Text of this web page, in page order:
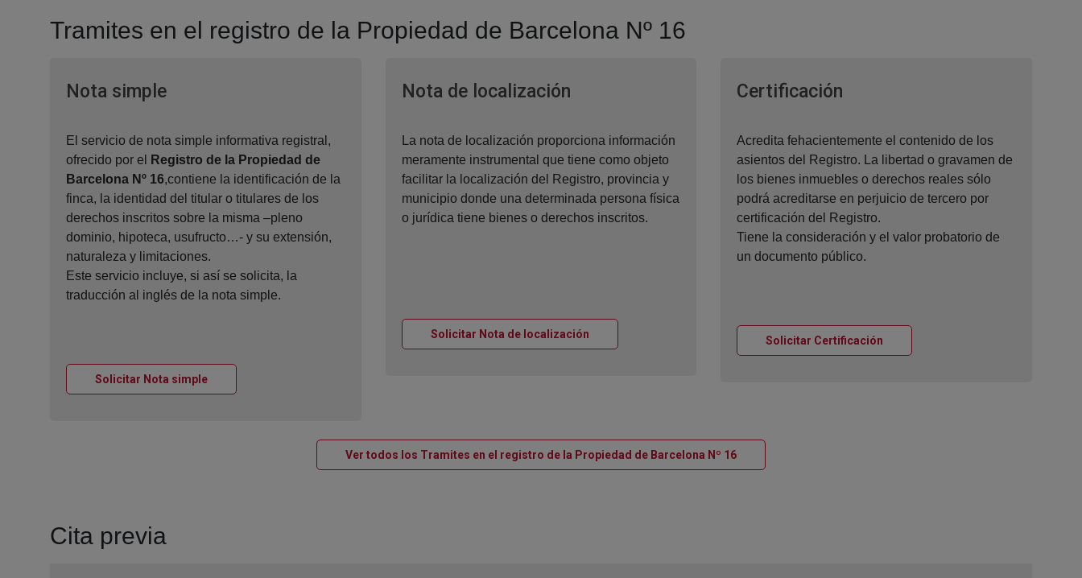
Tramites en el registro de la Propiedad de Barcelona Nº 16
Nota simpleVentana nueva
El servicio de nota simple informativa registral,
ofrecido por el
Registro de la Propiedad de
Barcelona Nº 16,contiene la identificación de la
finca, la identidad del titular o titulares de los
derechos inscritos sobre la misma –pleno
dominio, hipoteca, usufructo…- y su extensión,
naturaleza y limitaciones.
Este servicio incluye, si así se solicita, la
traducción al inglés de la nota simple.
Solicitar Nota simpleVentana nueva
Nota de localizaciónVentana nueva
La nota de localización proporciona información
meramente instrumental que tiene como objeto
facilitar la localización del Registro, provincia y
municipio donde una determinada persona física
o jurídica tiene bienes o derechos inscritos.
Solicitar Nota de localizaciónVentana nueva
Certificación
Acredita fehacientemente el contenido de los
asientos del Registro. La libertad o gravamen de
los bienes inmuebles o derechos reales sólo
podrá acreditarse en perjuicio de tercero por
certificación del Registro.
Tiene la consideración y el valor probatorio de
un documento público.
Solicitar Certificación
Ver todos los Tramites en el registro de la Propiedad de Barcelona Nº 16Ventana nueva
Cita previa